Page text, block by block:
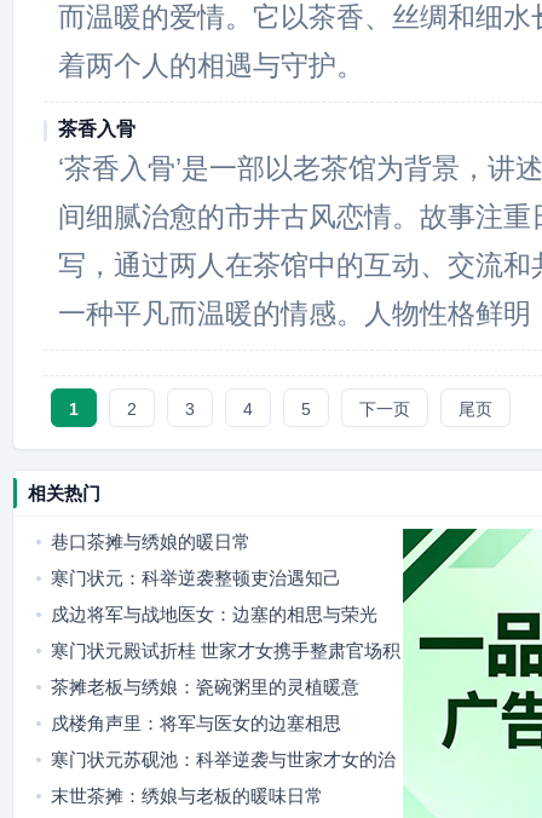
而温暖的爱情。它以茶香、丝绸和细水
着两个人的相遇与守护。
茶香入骨
‘茶香入骨’是一部以老茶馆为背景，讲
间细腻治愈的市井古风恋情。故事注
写，通过两人在茶馆中的互动、交流
一种平凡而温暖的情感。人物性格鲜明
1 2 3 4 5 下一页 尾页
相关热门
巷口茶摊与绣娘的暖日常
寒门状元：科举逆袭整顿吏治遇知己
戍边将军与战地医女：边塞的相思与荣光
寒门状元殿试折桂 世家才女携手整肃官场积
弊
茶摊老板与绣娘：瓷碗粥里的灵植暖意
戍楼角声里：将军与医女的边塞相思
寒门状元苏砚池：科举逆袭与世家才女的治
世同行
末世茶摊：绣娘与老板的暖味日常